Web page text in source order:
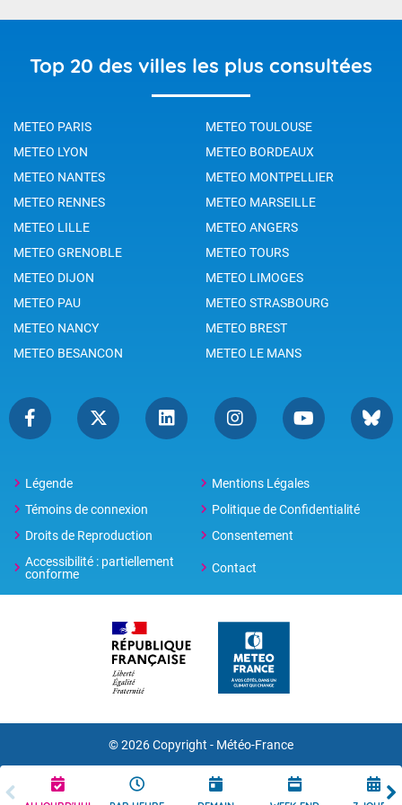
Top 20 des villes les plus consultées
METEO PARIS
METEO TOULOUSE
METEO LYON
METEO BORDEAUX
METEO NANTES
METEO MONTPELLIER
METEO RENNES
METEO MARSEILLE
METEO LILLE
METEO ANGERS
METEO GRENOBLE
METEO TOURS
METEO DIJON
METEO LIMOGES
METEO PAU
METEO STRASBOURG
METEO NANCY
METEO BREST
METEO BESANCON
METEO LE MANS
Légende
Mentions Légales
Témoins de connexion
Politique de Confidentialité
Droits de Reproduction
Consentement
Accessibilité : partiellement
conforme
Contact
© 2026 Copyright - Météo-France